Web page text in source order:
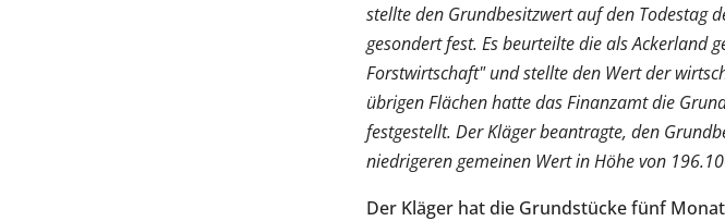
stellte den Grundbesitzwert auf den Todestag
gesondert fest. Es beurteilte die als Ackerland
Forstwirtschaft" und stellte den Wert der
übrigen Flächen hatte das Finanzamt die
festgestellt. Der Kläger beantragte, den
niedrigeren gemeinen Wert in Höhe von
Der Kläger hat die Grundstücke fünf